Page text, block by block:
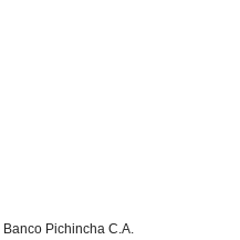
Pichincha C.A.